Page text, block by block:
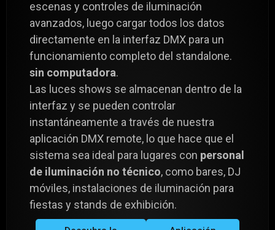
escenas y controles de iluminación
avanzados, luego cargar todos los datos
directamente en la interfaz DMX para un
funcionamiento completo del standalone.
sin computadora.
Las luces shows se almacenan dentro de la
interfaz y se pueden controlar
instantáneamente a través de nuestra
aplicación DMX remote, lo que hace que el
sistema sea ideal para lugares con personal
de iluminación no técnico, como bares, DJ
móviles, instalaciones de iluminación para
fiestas y stands de exhibición.